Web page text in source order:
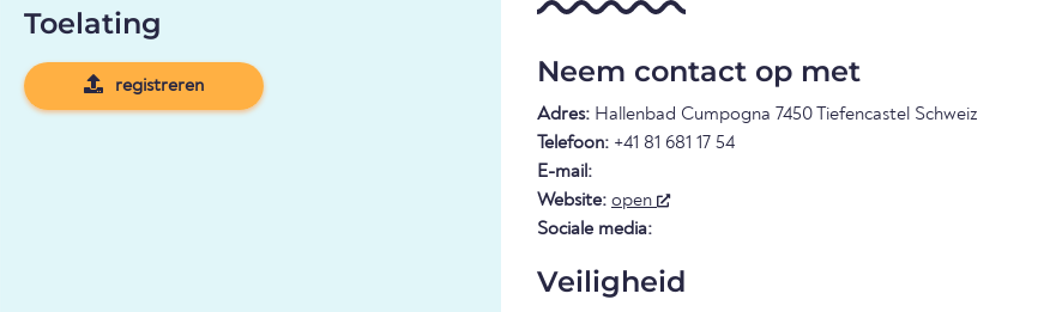
Toelating
registreren Neem contact op met
Adres: Hallenbad Cumpogna 7450 Tiefencastel Schweiz
Telefoon: +41 81 681 17 54
E-mail:
Website: open
Sociale media:
Veiligheid